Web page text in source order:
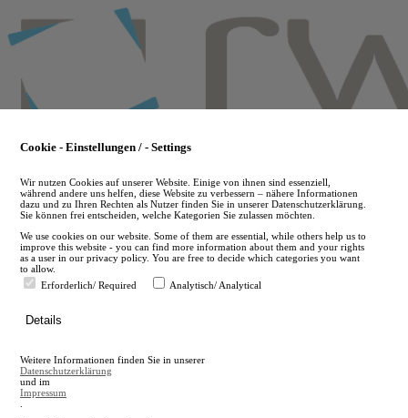
to
main
en
A
A
Cookie - Einstellungen / - Settings
Wir nutzen Cookies auf unserer Website. Einige von ihnen sind essenziell,
während andere uns helfen, diese Website zu verbessern – nähere Informationen
dazu und zu Ihren Rechten als Nutzer finden Sie in unserer Datenschutzerklärung.
Sie können frei entscheiden, welche Kategorien Sie zulassen möchten.
We use cookies on our website. Some of them are essential, while others help us to
improve this website - you can find more information about them and your rights
as a user in our privacy policy. You are free to decide which categories you want
to allow.
Erforderlich/ Required
Analytisch/ Analytical
Details
Weitere Informationen finden Sie in unserer
Datenschutzerklärung
und im
Impressum